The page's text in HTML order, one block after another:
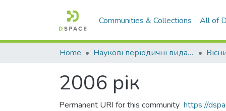
Communities & Collections All of
Home Наукові періодичні видання СНУ ім. В. Даля
2006 рік
Permanent URI for this community https://